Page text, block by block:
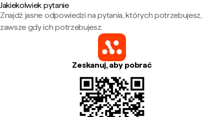
Jakiekolwiek pytanie
Znajdź jasne odpowiedzi na pytania, których potrzebujesz,
zawsze gdy ich potrzebujesz.
Zeskanuj, aby pobrać